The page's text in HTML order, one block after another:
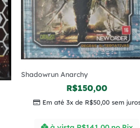
Shadowrun Anarchy
R$150,00
Em até 3x de R$50,00sem